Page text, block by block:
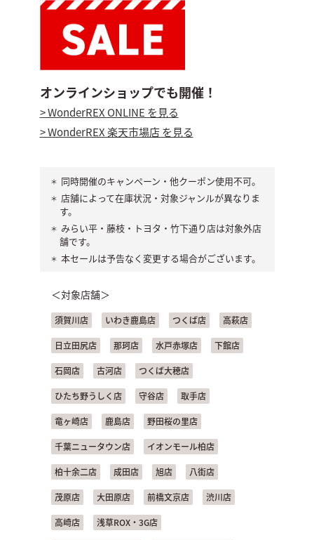
オンラインショップでも開催！
> WonderREX ONLINE を見る
> WonderREX 楽天市場店 を見る
同時開催のキャンペーン・他クーポン使用不可。
店舗によって在庫状況・対象ジャンルが異なりま
す。
みらい平・藤枝・トヨタ・竹下通り店は対象外店
舗です。
本セールは予告なく変更する場合がございます。
＜対象店舗＞
須賀川店 いわき鹿島店 つくば店 高萩店
日立田尻店 那珂店 水戸赤塚店 下館店
石岡店 古河店 つくば大穂店
ひたち野うしく店 守谷店 取手店
竜ヶ崎店 鹿島店 野田桜の里店
千葉ニュータウン店 イオンモール柏店
柏十余二店 成田店 旭店 八街店
茂原店 大田原店 前橋文京店 渋川店
高崎店 浅草ROX・3G店